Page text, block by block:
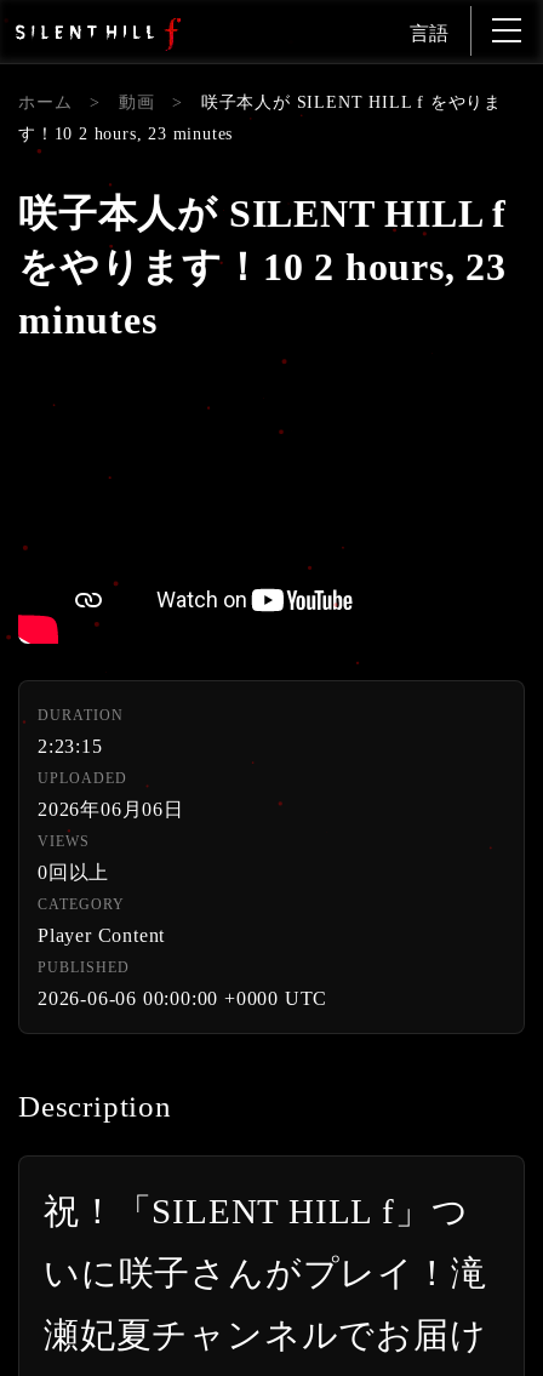
言語
ホーム > 動画 >
咲子本人が SILENT HILL f をやりま
す！10 2 hours, 23 minutes
咲子本人が SILENT HILL f
をやります！10 2 hours, 23
minutes
DURATION
2:23:15
UPLOADED
2026年06月06日
VIEWS
0回以上
CATEGORY
Player Content
PUBLISHED
2026-06-06 00:00:00 +0000 UTC
Description
祝！「SILENT HILL f」つ
いに咲子さんがプレイ！滝
瀬妃夏チャンネルでお届け